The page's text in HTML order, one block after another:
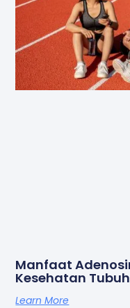
Manfaat
Kesehatan Tubuh
Learn More